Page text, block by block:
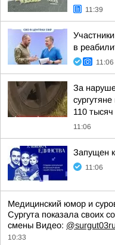
11:39
в
11:06
За
110
11:06
Запущен
11:06
Медицинский юмор и
Сургута показала своих
смены Видео:
10:33